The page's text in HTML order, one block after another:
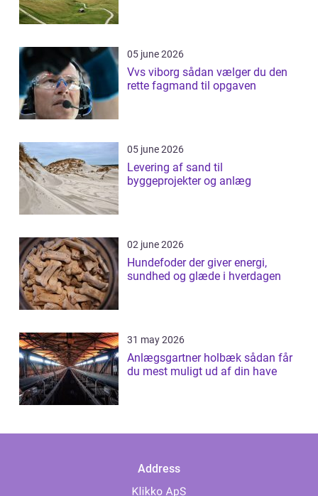
05 june 2026
Vvs viborg sådan vælger du den
rette fagmand til opgaven
05 june 2026
Levering af sand til
byggeprojekter og anlæg
02 june 2026
Hundefoder der giver energi,
sundhed og glæde i hverdagen
31 may 2026
Anlægsgartner holbæk sådan får
du mest muligt ud af din have
Address